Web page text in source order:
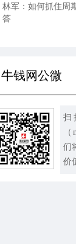
林军：如何抓住周
答
牛钱网公微
扫
们
价